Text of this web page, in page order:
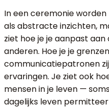
In een ceremonie
als abstracte inzichten,
ziet hoe je je aanpast
anderen. Hoe je je
communicatiepatronen
ervaringen. Je ziet ook
mensen in je leven —
dagelijks leven